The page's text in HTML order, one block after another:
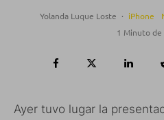
Yolanda Luque Loste · iPhone
1 Minuto
Ayer tuvo lugar la